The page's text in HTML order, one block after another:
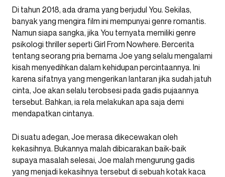
Di tahun 2018, ada drama yang berjudul You. Sekilas,
banyak yang mengira film ini mempunyai genre romantis.
Namun siapa sangka, jika You ternyata memiliki genre
psikologi thriller seperti Girl From Nowhere. Bercerita
tentang seorang pria bernama Joe yang selalu mengalami
kisah menyedihkan dalam kehidupan percintaannya. Ini
karena sifatnya yang mengerikan lantaran jika sudah jatuh
cinta, Joe akan selalu terobsesi pada gadis pujaannya
tersebut. Bahkan, ia rela melakukan apa saja demi
mendapatkan cintanya.
Di suatu adegan, Joe merasa dikecewakan oleh
kekasihnya. Bukannya malah dibicarakan baik-baik
supaya masalah selesai, Joe malah mengurung gadis
yang menjadi kekasihnya tersebut di sebuah kotak kaca